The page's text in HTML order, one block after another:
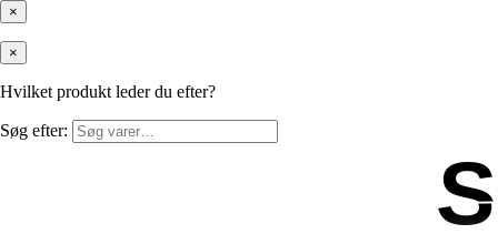
×
×
Hvilket produkt leder du efter?
Søg efter: